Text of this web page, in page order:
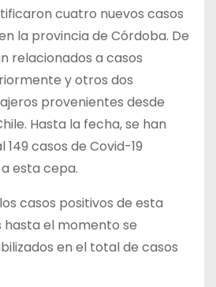
cuatro nuevos casos
la provincia de Córdoba. De
relacionados a casos
y otros dos
provenientes desde
Hasta la fecha, se han
casos de Covid-19
esta cepa.
casos positivos de esta
el momento se
en el total de casos